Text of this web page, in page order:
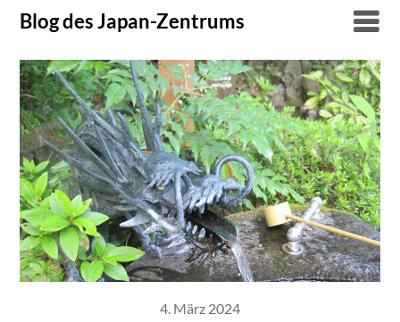
Skip
content
Blog des Japan-Zentrums
4. März 2024